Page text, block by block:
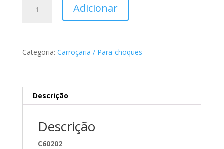
Mercedes
Adicionar
Categoria: Carroçaria / Para-choques
Descrição
Descrição
C60202